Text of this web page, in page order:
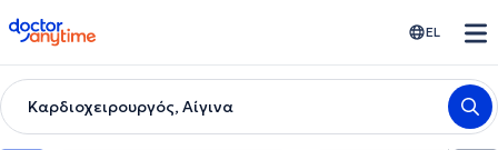
doctoranytime EL
Καρδιοχειρουργός, Αίγινα